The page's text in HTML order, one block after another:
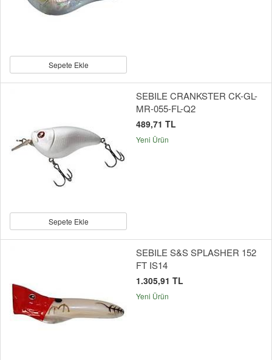
Sepete Ekle
Sepete Ekle
SEBILE CRANKSTER CK-GL-
MR-055-FL-Q2
489,71 TL
Yeni Ürün
SEBILE S&S SPLASHER 152
FT IS14
1.305,91 TL
Yeni Ürün